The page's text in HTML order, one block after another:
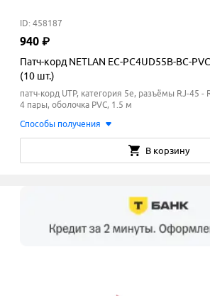
ID: 458187
940 ₽
Патч-корд NETLAN EC-PC4UD55B-BC-
(10 шт.)
патч-корд UTP, категория 5e, разъёмы RJ-45
4 пары, оболочка PVC, 1.5 м
Способы получения
В корзину